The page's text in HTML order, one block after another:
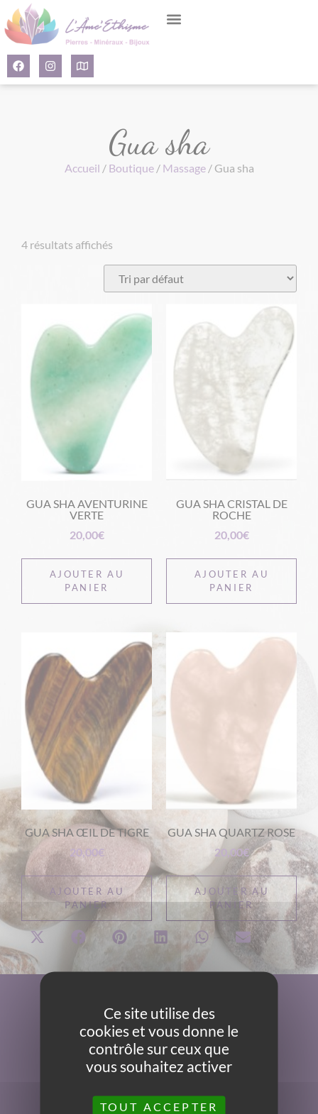
Gua sha
Accueil / Boutique/ Massage/ Gua sha
4 résultats affichés
GUA SHA AVENTURINE
VERTE
20,00€
AJOUTER AU
PANIER
GUA SHA CRISTAL DE
ROCHE
20,00€
AJOUTER AU
PANIER
GUA SHA ŒIL DE TIGRE
20,00€
AJOUTER AU
PANIER
GUA SHA QUARTZ ROSE
20,00€
AJOUTER AU
PANIER
Panneau de gestion des cookies
Ce site utilise des
cookies et vous donne le
contrôle sur ceux que
vous souhaitez activer
TOUT ACCEPTER